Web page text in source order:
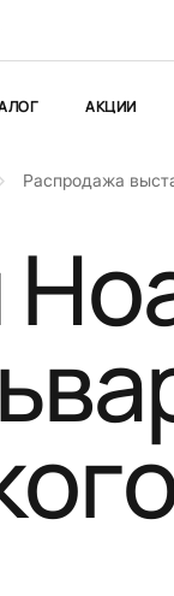
АКЦИИ
Распродажа